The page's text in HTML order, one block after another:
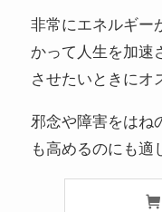
非常にエネルギー
かって人生を加速
させたいときにオ
邪念や障害をはね
も高めるのにも適